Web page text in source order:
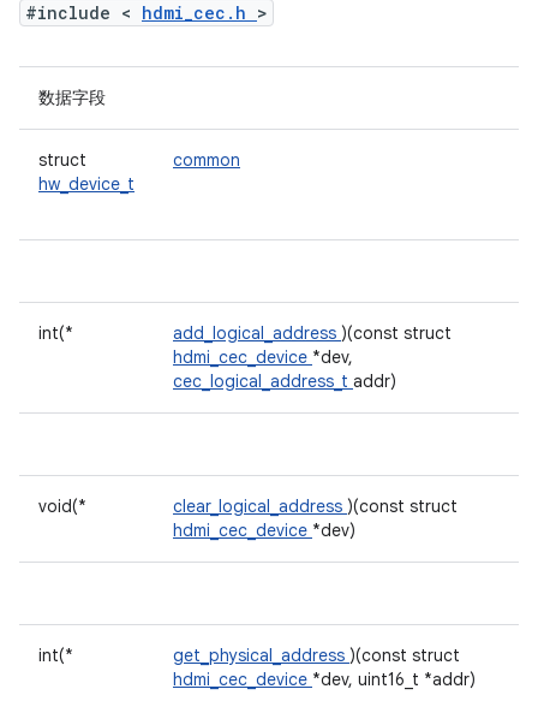
#include < hdmi_cec.h >
数据字段
struct
hw_device_t
common
int(* add_logical_address )(const struct
hdmi_cec_device *dev,
cec_logical_address_t addr)
void(* clear_logical_address )(const struct
hdmi_cec_device *dev)
int(* get_physical_address )(const struct
hdmi_cec_device *dev, uint16_t *addr)